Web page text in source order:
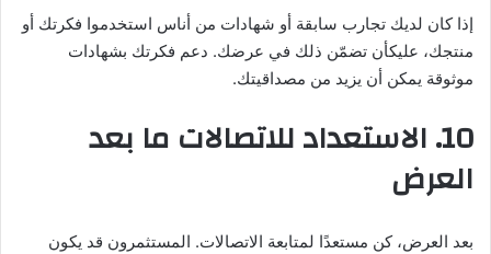
إذا كان لديك تجارب سابقة أو شهادات من أناس استخدموا فكرتك أو
منتجك، عليكأن تضمّن ذلك في عرضك. دعم فكرتك بشهادات
موثوقة يمكن أن يزيد من مصداقيتك.
10. الاستعداد للاتصالات ما بعد
العرض
بعد العرض، كن مستعدًا لمتابعة الاتصالات. المستثمرون قد يكون